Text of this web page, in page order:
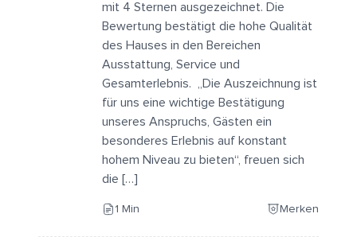
mit 4 Sternen ausgezeichnet. Die
Bewertung bestätigt die hohe Qualität
des Hauses in den Bereichen
Ausstattung, Service und
Gesamterlebnis. „Die Auszeichnung ist
für uns eine wichtige Bestätigung
unseres Anspruchs, Gästen ein
besonderes Erlebnis auf konstant
hohem Niveau zu bieten“, freuen sich
die […]
1 Min Merken